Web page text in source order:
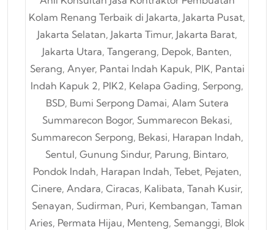
Kolam Renang Terbaik di Jakarta, Jakarta Pusat,
Jakarta Selatan, Jakarta Timur, Jakarta Barat,
Jakarta Utara, Tangerang, Depok, Banten,
Serang, Anyer, Pantai Indah Kapuk, PIK, Pantai
Indah Kapuk 2, PIK2, Kelapa Gading, Serpong,
BSD, Bumi Serpong Damai, Alam Sutera
Summarecon Bogor, Summarecon Bekasi,
Summarecon Serpong, Bekasi, Harapan Indah,
Sentul, Gunung Sindur, Parung, Bintaro,
Pondok Indah, Harapan Indah, Tebet, Pejaten,
Cinere, Andara, Ciracas, Kalibata, Tanah Kusir,
Senayan, Sudirman, Puri, Kembangan, Taman
Aries, Permata Hijau, Menteng, Semanggi, Blok